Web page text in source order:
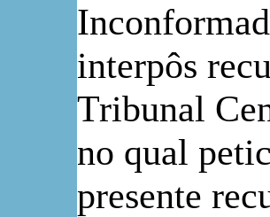
interpôs
Tribunal
no qual
presente